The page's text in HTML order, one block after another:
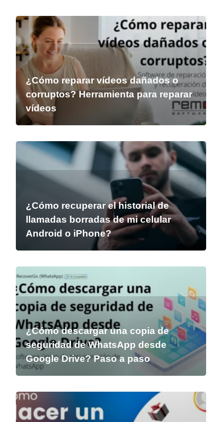
¿Cómo reparar vídeos dañados o
corruptos? Herramienta para reparar
vídeos
¿Cómo recuperar el historial de
llamadas borradas de mi celular
Android o iPhone?
¿Cómo descargar una copia de
seguridad de WhatsApp desde
Google Drive? Paso a paso